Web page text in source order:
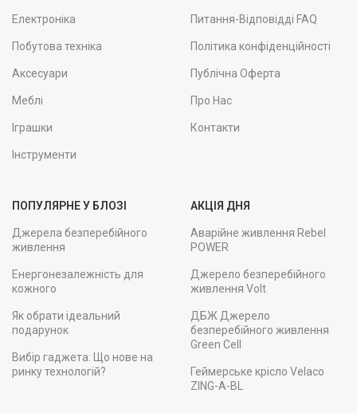
Електроніка
Побутова техніка
Аксесуари
Меблі
Іграшки
Інструменти
Питання-Відповідді FAQ
Політика конфіденційності
Публічна Оферта
Про Нас
Контакти
ПОПУЛЯРНЕ У БЛОЗІ
Джерела безперебійного
живлення
Енергонезалежність для
кожного
Як обрати ідеальний
подарунок
Вибір гаджета: Що нове на
ринку технологій?
АКЦІЯ ДНЯ
Аварійне живлення Rebel
POWER
Джерело безперебійного
живлення Volt
ДБЖ Джерело
безперебійного живлення
Green Cell
Геймерське крісло Velaco
ZING-A-BL